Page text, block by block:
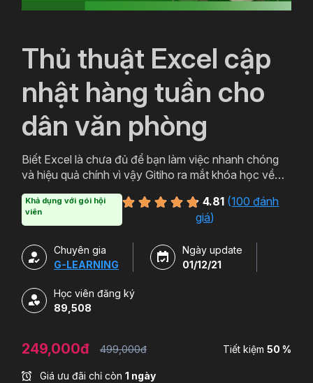
Thủ thuật Excel cập
nhật hàng tuần cho
dân văn phòng
Biết Excel là chưa đủ để bạn làm việc nhanh chóng
và hiệu quả chính vì vậy Gitiho ra mắt khóa học về
văn phòng sẽ tự tin thao tác về những hàm, công cụ
trong Excel và ứng dụng để giải quyết công việc một
Khả dụng với gói hội
viên
4.81 (100 đánh
giá)
Chuyên gia
G-LEARNING
Ngày update
01/12/21
Học viên đăng ký
89,508
249,000đ 499,000đ Tiết kiệm 50 %
Giá ưu đãi chỉ còn 1 ngày